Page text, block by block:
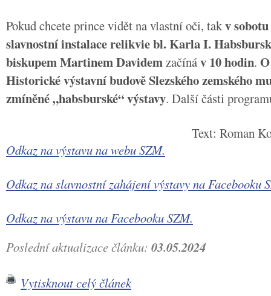
Pokud chcete prince vidět na vlastní oči, takv
slavnostní instalace relikvie bl. Karla I.
biskupem Martinem Davidemzačínáv 10 hodin.
Historické výstavní budově Slezského zemského
zmíněné „habsburské“ výstavy. Další části
Text: Roman
Odkaz na výstavu na webu SZM.
Odkaz na slavnostní zahájení výstavy na Facebooku
Odkaz na výstavu na Facebooku SZM.
Poslední aktualizace článku: 03.05.2024
Vytisknout celý článek